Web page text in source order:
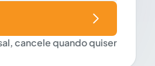
cancele quando quiser